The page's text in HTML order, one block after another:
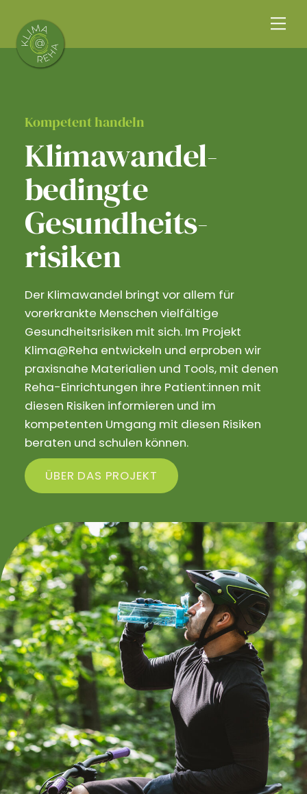
content
Kompetent handeln
Klimawandel­
bedingte
Gesundheits­
risiken
Der Klimawandel bringt vor allem für
vorerkrankte Menschen vielfältige
Gesundheitsrisiken mit sich. Im Projekt
Klima@Reha entwickeln und erproben wir
praxisnahe Materialien und Tools, mit denen
Reha-Einrichtungen ihre Patient:innen mit
diesen Risiken informieren und im
kompetenten Umgang mit diesen Risiken
beraten und schulen können.
ÜBER DAS PROJEKT